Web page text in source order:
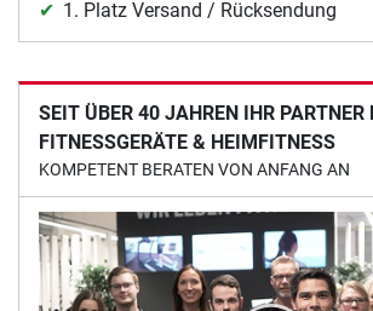
1. Platz Versand / Rücksendung
SEIT ÜBER 40 JAHREN IHR PARTNER
FITNESSGERÄTE & HEIMFITNESS
KOMPETENT BERATEN VON ANFANG AN